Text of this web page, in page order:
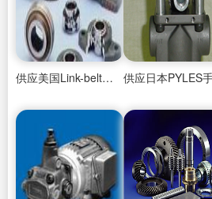
供应美国Link-belt调心滚子轴承